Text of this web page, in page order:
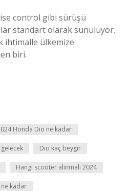
control gibi sürüşü
standart olarak sunuluyor.
ihtimalle ülkemize
biri.
Honda Dio ne kadar
Dio kaç beygir
Hangi scooter alınmalı 2024
ne kadar